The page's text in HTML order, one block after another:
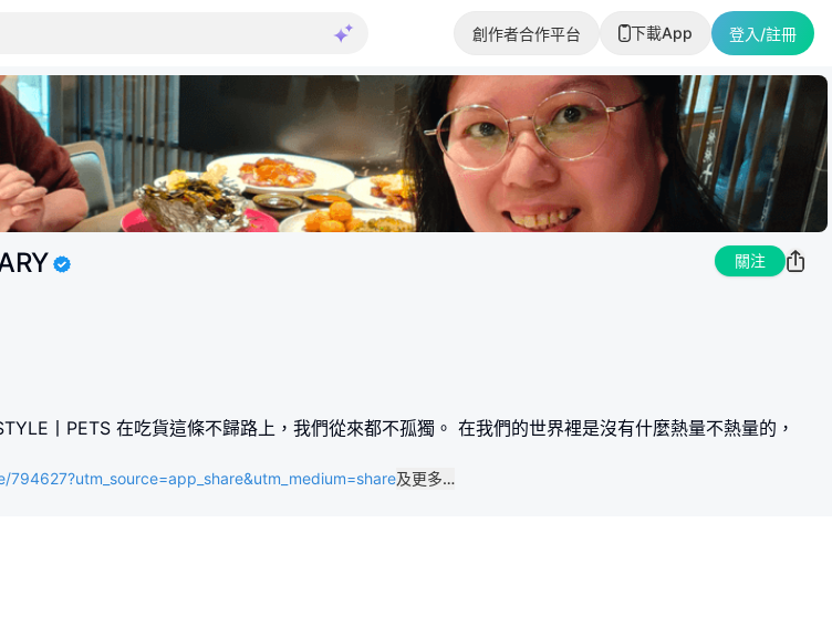
創作者合作平台 下載App 登入/註冊
關注
丨PETS 在吃貨這條不歸路上，我們從來都不孤獨。 在我們的世界裡是沒有什麼熱量不熱量的，
及更多…